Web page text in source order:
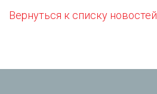
Вернуться к списку новостей